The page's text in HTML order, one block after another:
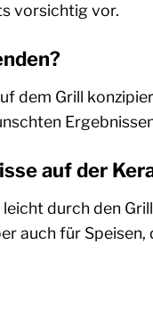
vorsichtig vor.
dem Grill
auf der
durch den
auch für